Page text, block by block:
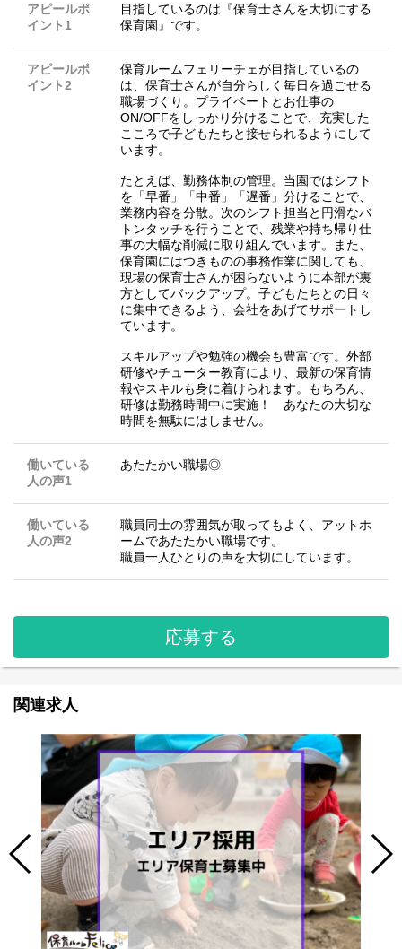
アピールポ
イント1
目指しているのは『保育士さんを大切にする
保育園』です。
アピールポ
イント2
保育ルームフェリーチェが目指しているの
は、保育士さんが自分らしく毎日を過ごせる
職場づくり。プライベートとお仕事の
ON/OFFをしっかり分けることで、充実した
こころで子どもたちと接せられるようにして
います。
たとえば、勤務体制の管理。当園ではシフト
を「早番」「中番」「遅番」分けることで、
業務内容を分散。次のシフト担当と円滑なバ
トンタッチを行うことで、残業や持ち帰り仕
事の大幅な削減に取り組んでいます。また、
保育園にはつきものの事務作業に関しても、
現場の保育士さんが困らないように本部が裏
方としてバックアップ。子どもたちとの日々
に集中できるよう、会社をあげてサポートし
ています。
スキルアップや勉強の機会も豊富です。外部
研修やチューター教育により、最新の保育情
報やスキルも身に着けられます。もちろん、
研修は勤務時間中に実施！ あなたの大切な
時間を無駄にはしません。
働いている
人の声1
あたたかい職場◎
働いている
人の声2
職員同士の雰囲気が取ってもよく、アットホ
ームであたたかい職場です。
職員一人ひとりの声を大切にしています。
応募する
関連求人